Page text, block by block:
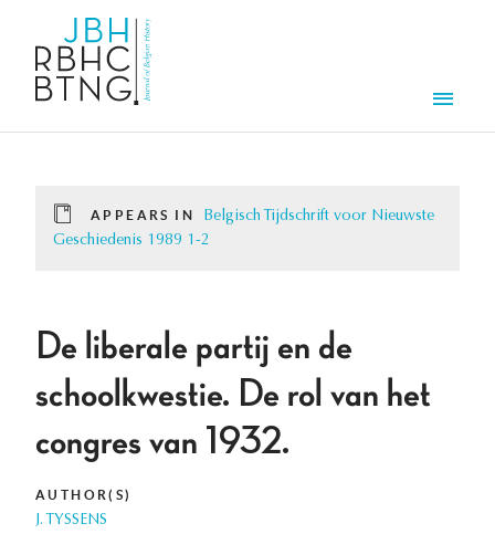
APPEARS IN
Belgisch Tijdschrift voor Nieuwste
Geschiedenis 1989 1-2
De liberale partij en de
schoolkwestie. De rol van het
congres van 1932.
AUTHOR(S)
J. TYSSENS